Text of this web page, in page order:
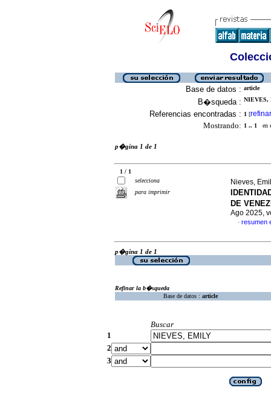
Base de datos : article
B�squeda : NIEVES,
Referencias encontradas : 1 [refinar
Mostrando: 1 .. 1 en
p�gina 1 de 1
1 / 1
selecciona
para imprimir
Nieves,
DE
Ago 2025,
· resumen
p�gina 1 de 1
Refinar la b�squeda
Base de datos : article
Buscar
1
2
3